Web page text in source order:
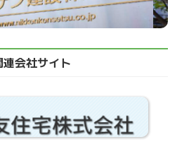
連会社サイト